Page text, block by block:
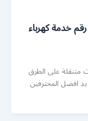
خدمة بنشر المهبولة 55566920 رقم خدمة كهرباء
متنقلة على الطرق
افضل المحترفين